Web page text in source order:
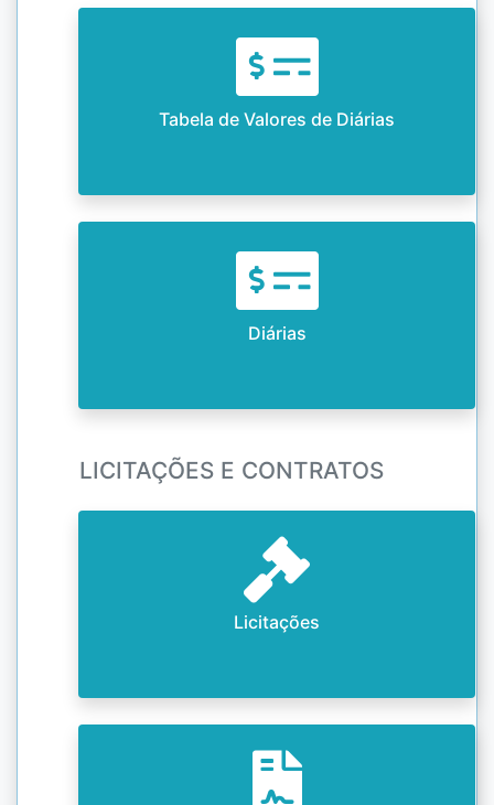
Tabela de Valores de Diárias
Diárias
LICITAÇÕES E CONTRATOS
Licitações